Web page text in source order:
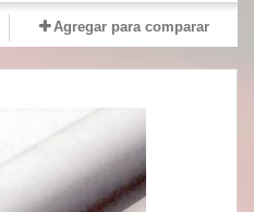
Agregar para comparar